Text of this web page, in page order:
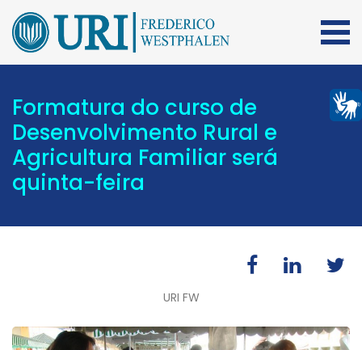
Formatura do curso de
Desenvolvimento Rural e
Agricultura Familiar será
quinta-feira
URI FW